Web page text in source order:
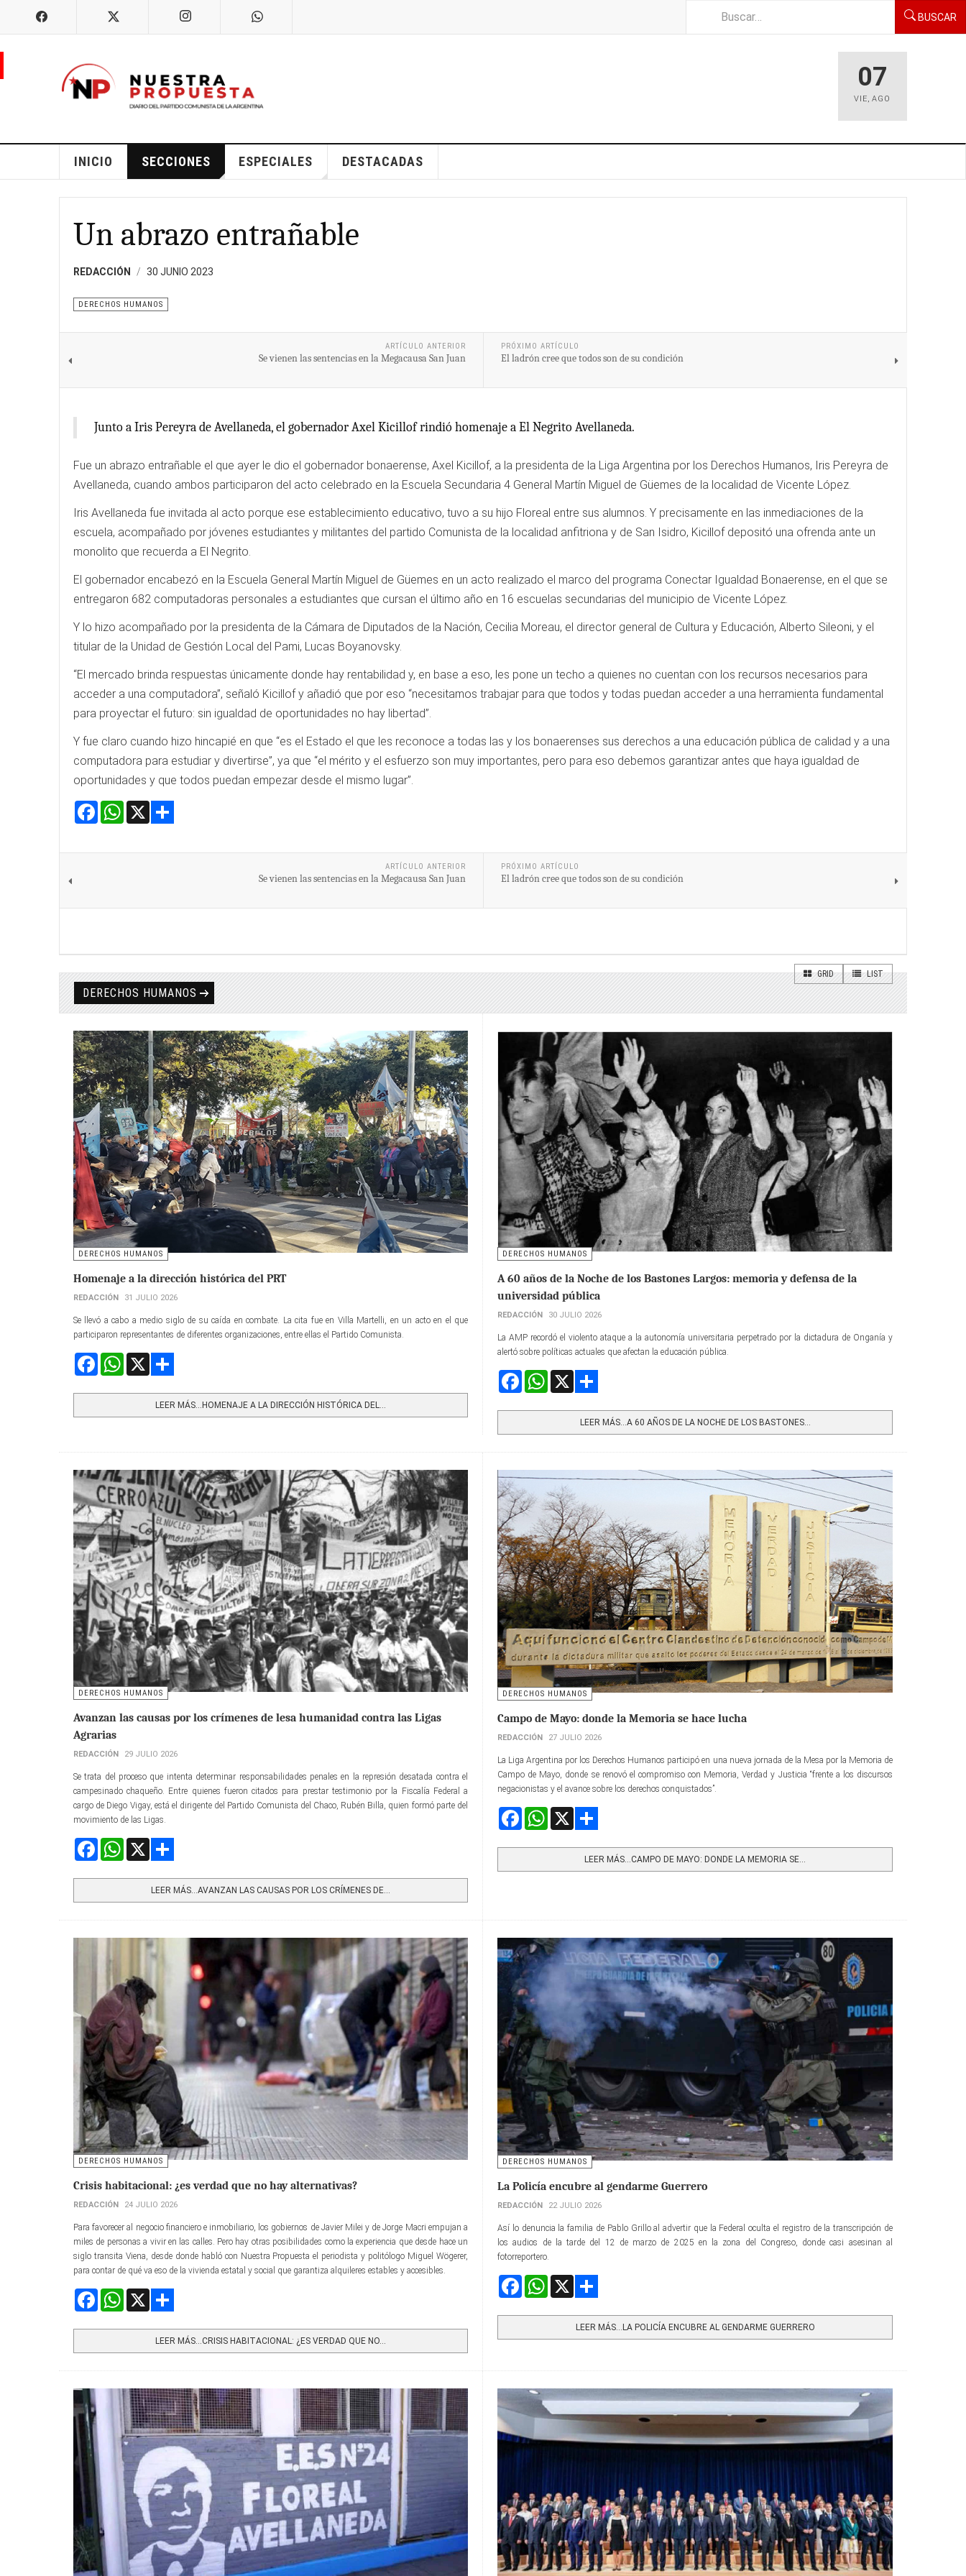
BUSCAR
07
VIE,AGO
INICIO SECCIONES ESPECIALES DESTACADAS
Un abrazo entrañable
REDACCIÓN 30 JUNIO 2023
DERECHOS HUMANOS
ARTÍCULO ANTERIOR
Se vienen las sentencias en la Megacausa San Juan
PRÓXIMO ARTÍCULO
El ladrón cree que todos son de su condición
Junto a Iris Pereyra de Avellaneda, el gobernador Axel Kicillof rindió homenaje a El Negrito Avellaneda.
Fue un abrazo entrañable el que ayer le dio el gobernador bonaerense, Axel Kicillof, a la presidenta de la Liga Argentina por los Derechos Humanos, Iris Pereyra de
Avellaneda, cuando ambos participaron del acto celebrado en la Escuela Secundaria 4 General Martín Miguel de Güemes de la localidad de Vicente López.
Iris Avellaneda fue invitada al acto porque ese establecimiento educativo, tuvo a su hijo Floreal entre sus alumnos. Y precisamente en las inmediaciones de la
escuela, acompañado por jóvenes estudiantes y militantes del partido Comunista de la localidad anfitriona y de San Isidro, Kicillof depositó una ofrenda ante un
monolito que recuerda a El Negrito.
El gobernador encabezó en la Escuela General Martín Miguel de Güemes en un acto realizado el marco del programa Conectar Igualdad Bonaerense, en el que se
entregaron 682 computadoras personales a estudiantes que cursan el último año en 16 escuelas secundarias del municipio de Vicente López.
Y lo hizo acompañado por la presidenta de la Cámara de Diputados de la Nación, Cecilia Moreau, el director general de Cultura y Educación, Alberto Sileoni, y el
titular de la Unidad de Gestión Local del Pami, Lucas Boyanovsky.
“El mercado brinda respuestas únicamente donde hay rentabilidad y, en base a eso, les pone un techo a quienes no cuentan con los recursos necesarios para
acceder a una computadora”, señaló Kicillof y añadió que por eso “necesitamos trabajar para que todos y todas puedan acceder a una herramienta fundamental
para proyectar el futuro: sin igualdad de oportunidades no hay libertad”.
Y fue claro cuando hizo hincapié en que “es el Estado el que les reconoce a todas las y los bonaerenses sus derechos a una educación pública de calidad y a una
computadora para estudiar y divertirse”, ya que “el mérito y el esfuerzo son muy importantes, pero para eso debemos garantizar antes que haya igualdad de
oportunidades y que todos puedan empezar desde el mismo lugar”.
Facebook
WhatsApp
ARTÍCULO ANTERIOR
Se vienen las sentencias en la Megacausa San Juan
PRÓXIMO ARTÍCULO
El ladrón cree que todos son de su condición
GRID LIST
DERECHOS HUMANOS
DERECHOS HUMANOS
Homenaje a la dirección histórica del PRT
REDACCIÓN 31 JULIO 2026
Se llevó a cabo a medio siglo de su caída en combate. La cita fue en Villa Martelli, en un acto en el que
participaron representantes de diferentes organizaciones, entre ellas el Partido Comunista.
FacebookWhatsApp
LEER MÁS…HOMENAJE A LA DIRECCIÓN HISTÓRICA DEL...
DERECHOS HUMANOS
A 60 años de la Noche de los Bastones Largos: memoria y defensa de la
universidad pública
REDACCIÓN 30 JULIO 2026
La AMP recordó el violento ataque a la autonomía universitaria perpetrado por la dictadura de Onganía y
alertó sobre políticas actuales que afectan la educación pública.
FacebookWhatsApp
LEER MÁS…A 60 AÑOS DE LA NOCHE DE LOS BASTONES...
DERECHOS HUMANOS
Avanzan las causas por los crímenes de lesa humanidad contra las Ligas
Agrarias
REDACCIÓN 29 JULIO 2026
Se trata del proceso que intenta determinar responsabilidades penales en la represión desatada contra el
campesinado chaqueño. Entre quienes fueron citados para prestar testimonio por la Fiscalía Federal a
cargo de Diego Vigay, está el dirigente del Partido Comunista del Chaco, Rubén Billa, quien formó parte del
movimiento de las Ligas.
FacebookWhatsApp
LEER MÁS…AVANZAN LAS CAUSAS POR LOS CRÍMENES DE...
DERECHOS HUMANOS
Campo de Mayo: donde la Memoria se hace lucha
REDACCIÓN 27 JULIO 2026
La Liga Argentina por los Derechos Humanos participó en una nueva jornada de la Mesa por la Memoria de
Campo de Mayo, donde se renovó el compromiso con Memoria, Verdad y Justicia “frente a los discursos
negacionistas y el avance sobre los derechos conquistados”.
FacebookWhatsApp
LEER MÁS…CAMPO DE MAYO: DONDE LA MEMORIA SE...
DERECHOS HUMANOS
Crisis habitacional: ¿es verdad que no hay alternativas?
REDACCIÓN 24 JULIO 2026
Para favorecer al negocio financiero e inmobiliario, los gobiernos de Javier Milei y de Jorge Macri empujan a
miles de personas a vivir en las calles. Pero hay otras posibilidades como la experiencia que desde hace un
siglo transita Viena, desde donde habló con Nuestra Propuesta el periodista y politólogo Miguel Wögerer,
para contar de qué va eso de la vivienda estatal y social que garantiza alquileres estables y accesibles.
FacebookWhatsApp
LEER MÁS…CRISIS HABITACIONAL: ¿ES VERDAD QUE NO...
DERECHOS HUMANOS
La Policía encubre al gendarme Guerrero
REDACCIÓN 22 JULIO 2026
Así lo denuncia la familia de Pablo Grillo al advertir que la Federal oculta el registro de la transcripción de
los audios de la tarde del 12 de marzo de 2025 en la zona del Congreso, donde casi asesinan al
fotorreportero.
FacebookWhatsApp
LEER MÁS…LA POLICÍA ENCUBRE AL GENDARME GUERRERO